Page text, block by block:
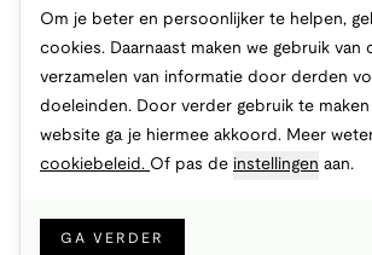
Makkelijk en veilig betalen
Cookies
Om je beter en persoonlijker te helpen,
cookies. Daarnaast maken we gebruik
verzamelen van informatie door derden
doeleinden. Door verder gebruik te
website ga je hiermee akkoord. Meer
cookiebeleid. Of pas de instellingen aan.
GA VERDER